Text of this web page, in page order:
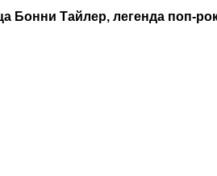
Бонни Тайлер, легенда поп-